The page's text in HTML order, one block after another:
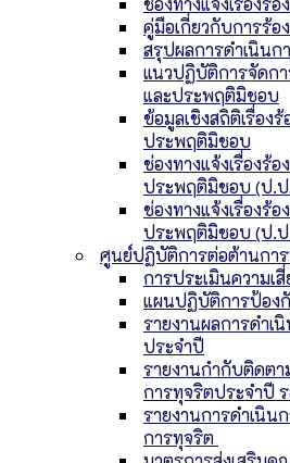
คู่มือเกี่ยวกับการร้อ
สรุปผลการดำเนินก
แนวปฏิบัติการจัดกา
และประพฤติมิชอบ
ข้อมูลเชิงสถิติเรื่อง
ประพฤติมิชอบ
ช่องทางแจ้งเรื่องร้
ประพฤติมิชอบ (ป.ป
ช่องทางแจ้งเรื่องร้
ประพฤติมิชอบ (ป.ป
ศูนย์ปฏิบัติการต่อต้านกา
การประเมินความเ
แผนปฏิบัติการป้อง
รายงานผลการดำเ
ประจำปี
รายงานกำกับติดต
การทุจริตประจำปี
รายงานการดำเนิน
การทุจริต